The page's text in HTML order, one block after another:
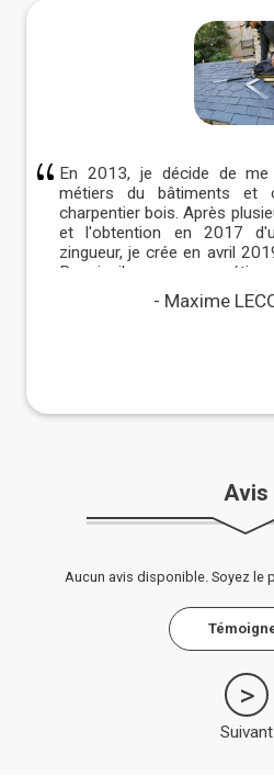
En 2013, je décide de me
métiers du bâtiments et
charpentier bois. Après
et l'obtention en 2017
zingueur, je crée en avril
Depuis, j'exerce mon métier
dans le secteur
Bretagne, mais aussi en Ile-
Ayant moi-même
professionnelles.
Maxime
Avis
Aucun avis disponible. Soyez le
Suivant